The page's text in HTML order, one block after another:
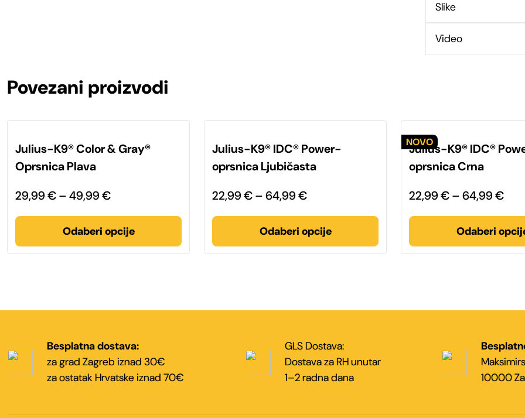
Slike
Video
Povezani proizvodi
Julius-K9® Color & Gray®
Oprsnica Plava
29,99€ –49,99€Raspon
cijena:
od
29,99 €
Odaberi opcije
proizvod
ima
više
varijanti.
se
mogu
na
Julius-K9® IDC® Power-
oprsnica Ljubičasta
22,99€ –64,99€Raspon
cijena:
od
22,99 €
Odaberi opcije
proizvod
ima
varijanti.
se
mogu
na
Julius-K9® IDC®
oprsnica Crna
22,99€ –64,99€
od
Odaberi
Ovaj
proizvod
ima
varijanti.
se
mogu
na
Besplatna dostava:
za grad Zagreb iznad 30€
za ostatak Hrvatske iznad 70€
GLS Dostava:
Dostava za RH unutar
1–2 radna dana
10000